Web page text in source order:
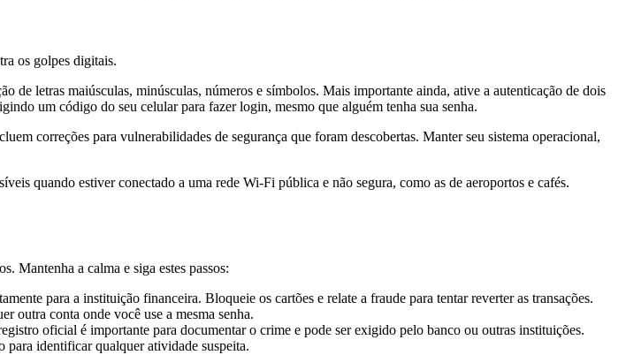
os golpes digitais.
de letras maiúsculas, minúsculas, números e símbolos. Mais importante ainda, ative a autenticação de dois
um código do seu celular para fazer login, mesmo que alguém tenha sua senha.
correções para vulnerabilidades de segurança que foram descobertas. Manter seu sistema operacional,
quando estiver conectado a uma rede Wi-Fi pública e não segura, como as de aeroportos e cafés.
Mantenha a calma e siga estes passos:
para a instituição financeira. Bloqueie os cartões e relate a fraude para tentar reverter as transações.
outra conta onde você use a mesma senha.
oficial é importante para documentar o crime e pode ser exigido pelo banco ou outras instituições.
para identificar qualquer atividade suspeita.